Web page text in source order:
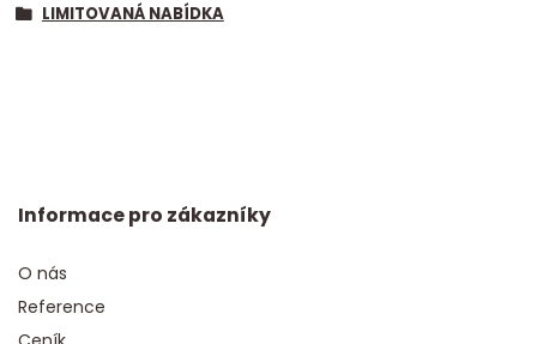
LIMITOVANÁ NABÍDKA
Informace pro zákazníky
O nás
Reference